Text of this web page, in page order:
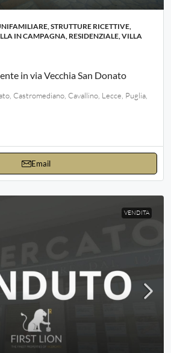
STRUTTURE RICETTIVE,
IN CAMPAGNA, RESIDENZIALE, VILLA
in via Vecchia San Donato
Castromediano, Cavallino, Lecce, Puglia,
Email
VENDITA